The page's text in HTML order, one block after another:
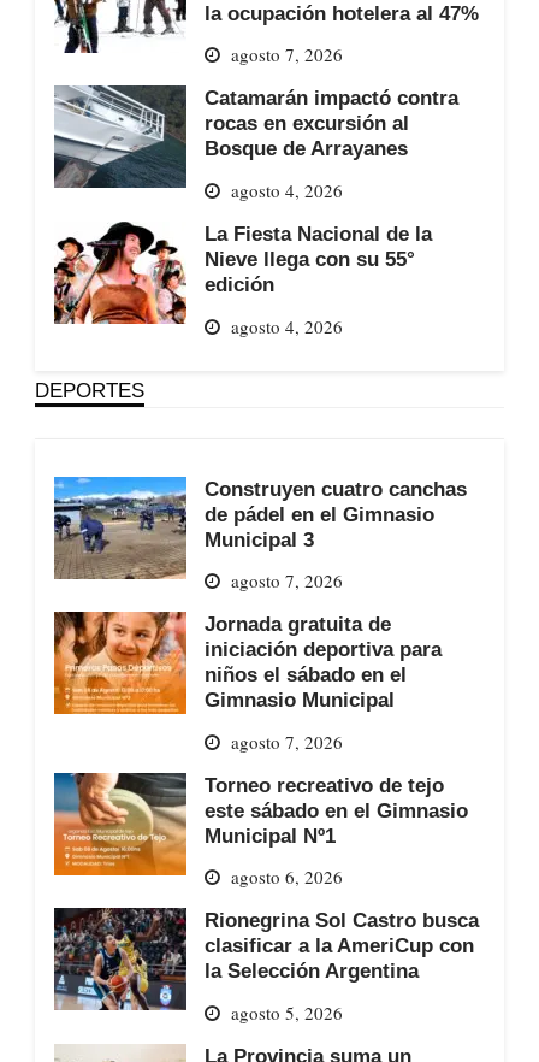
la ocupación hotelera al 47%
agosto 7, 2026
Catamarán impactó contra
rocas en excursión al
Bosque de Arrayanes
agosto 4, 2026
La Fiesta Nacional de la
Nieve llega con su 55°
edición
agosto 4, 2026
DEPORTES
Construyen cuatro canchas
de pádel en el Gimnasio
Municipal 3
agosto 7, 2026
Jornada gratuita de
iniciación deportiva para
niños el sábado en el
Gimnasio Municipal
agosto 7, 2026
Torneo recreativo de tejo
este sábado en el Gimnasio
Municipal Nº1
agosto 6, 2026
Rionegrina Sol Castro busca
clasificar a la AmeriCup con
la Selección Argentina
agosto 5, 2026
La Provincia suma un